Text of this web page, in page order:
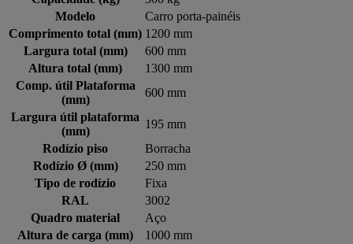
Modelo
Carro porta-painéis
Comprimento total (mm) 1200 mm
Largura total (mm)
600 mm
Altura total (mm)
1300 mm
Comp. útil Plataforma
(mm)
600 mm
Largura útil plataforma
(mm)
195 mm
Rodízio piso
Borracha
Rodízio Ø (mm)
250 mm
Tipo de rodízio
Fixa
RAL
3002
Quadro material
Aço
Altura de carga (mm)
1000 mm